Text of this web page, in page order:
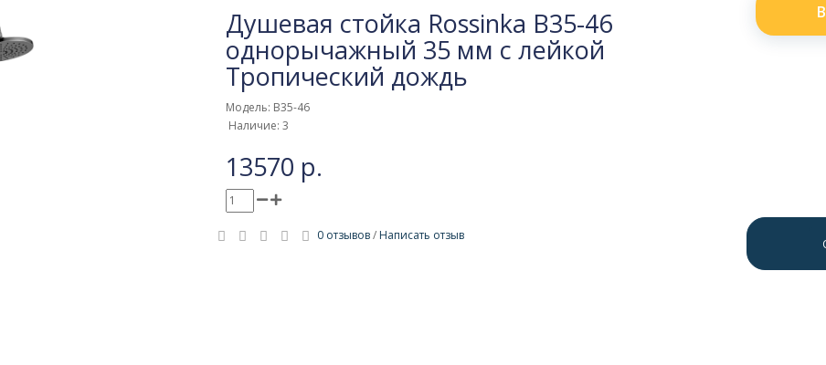
Душевая стойка Rossinka B35-46
однорычажный 35 мм с лейкой
Тропический дождь
Модель: B35-46
Наличие: 3
13570 р.
0 отзывов/ Написать отзыв